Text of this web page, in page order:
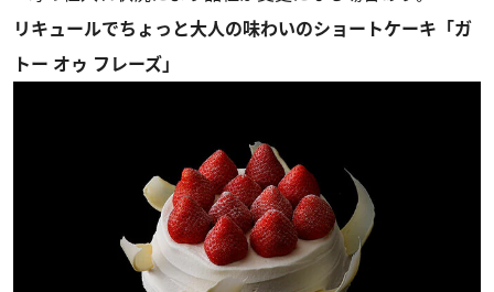
リキュールでちょっと大人の味わいのショートケーキ「ガ
トー オゥ フレーズ」